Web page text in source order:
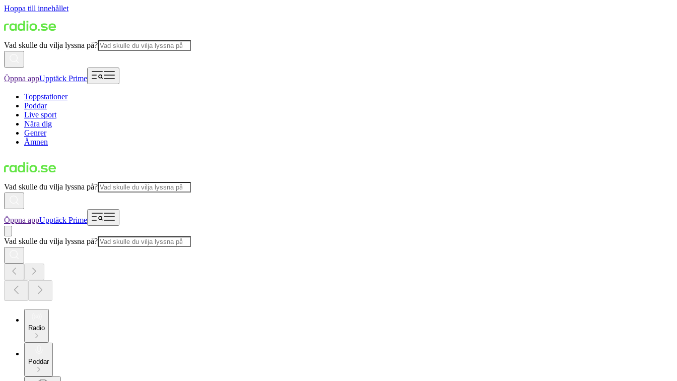
Hoppa till innehållet
Vad skulle du vilja lyssna på?
Öppna appUpptäck Prime
Toppstationer
Poddar
Live sport
Nära dig
Genrer
Ämnen
Vad skulle du vilja lyssna på?
Öppna appUpptäck Prime
Vad skulle du vilja lyssna på?
Radio
Poddar